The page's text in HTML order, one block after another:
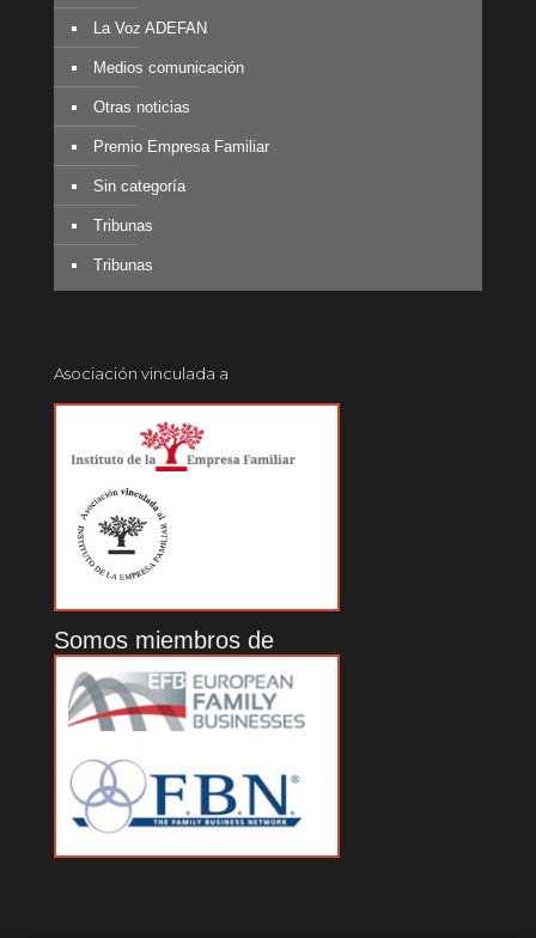
La Voz ADEFAN
Medios comunicación
Otras noticias
Premio Empresa Familiar
Sin categoría
Tribunas
Tribunas
Asociación vinculada a
Somos miembros de